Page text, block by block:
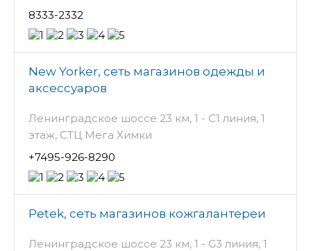
8333-2332
New Yorker, сеть магазинов одежды и
аксессуаров
Ленинградское шоссе 23 км, 1 - С1 линия, 1
этаж, СТЦ Мега Химки
+7495-926-8290
Petek, сеть магазинов кожгалантереи
Ленинградское шоссе 23 км, 1 - G3 линия, 1